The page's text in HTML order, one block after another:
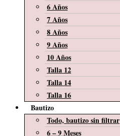
6 Años
7 Años
8 Años
9 Años
10 Años
Talla 12
Talla 14
Talla 16
Bautizo
Todo, bautizo sin filtrar
6 – 9 Meses